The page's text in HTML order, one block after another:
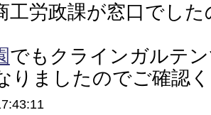
工労政課が窓口でし
でもクラインガルテ
りましたのでご確認